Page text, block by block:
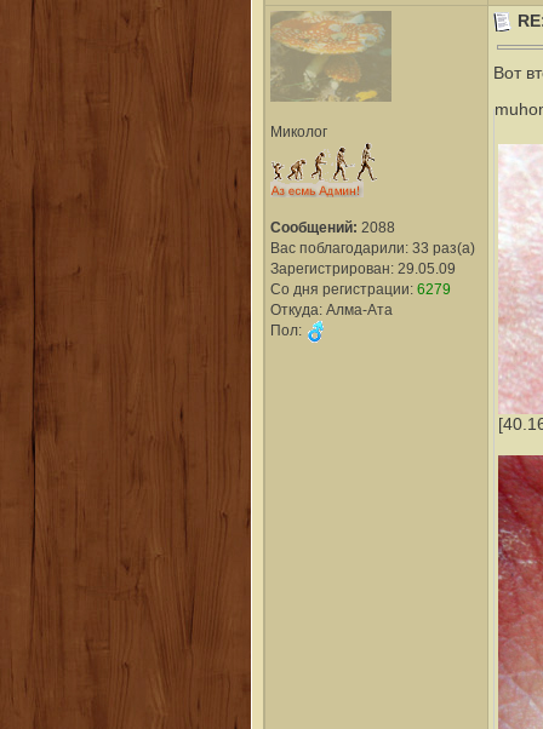
Миколог
Сообщений: 2088
Вас поблагодарили: 33 раз(а)
Зарегистрирован: 29.05.09
Со дня регистрации: 6279
Откуда: Алма-Ата
Пол:
Вот